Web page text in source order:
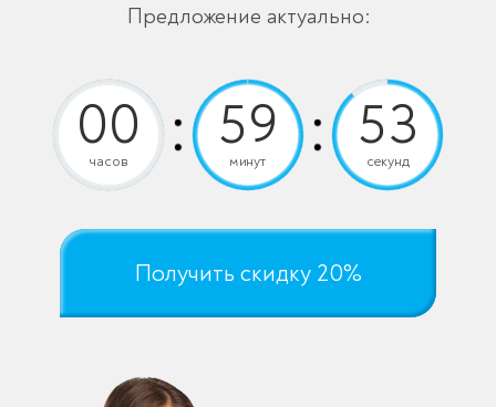
Предложение актуально:
часов минут секунд
Получить скидку 20%